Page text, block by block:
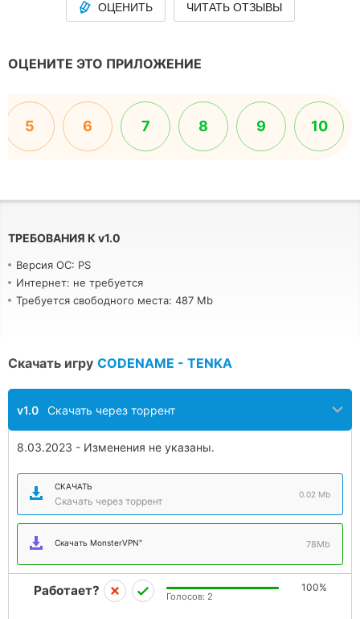
ОЦЕНИТЬ ЧИТАТЬ ОТЗЫВЫ
ОЦЕНИТЕ ЭТО ПРИЛОЖЕНИЕ
5 6 7 8 9 10
ТРЕБОВАНИЯ К v1.0
Версия ОС: PS
Интернет: не требуется
Требуется свободного места: 487 Mb
Скачать игру CODENAME - TENKA
v1.0 Скачать через торрент
8.03.2023 - Изменения не указаны.
СКАЧАТЬ
Скачать через торрент
0.02 Mb
Скачать MonsterVPN" 78Mb
Работает? 100%
Голосов: 2